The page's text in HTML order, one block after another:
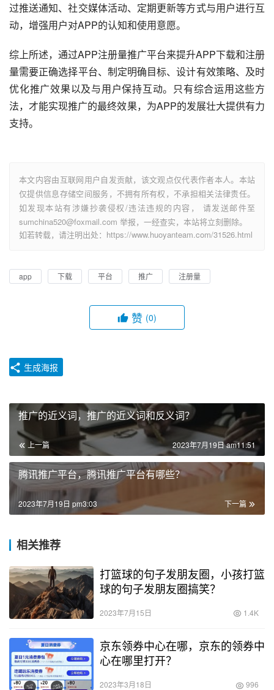
过推送通知、社交媒体活动、定期更新等方式与用户进行互
动，增强用户对APP的认知和使用意愿。
综上所述，通过APP注册量推广平台来提升APP下载和注册
量需要正确选择平台、制定明确目标、设计有效策略、及时
优化推广效果以及与用户保持互动。只有综合运用这些方
法，才能实现推广的最终效果，为APP的发展壮大提供有力
支持。
本文内容由互联网用户自发贡献，该文观点仅代表作者本人。本站
仅提供信息存储空间服务，不拥有所有权，不承担相关法律责任。
如发现本站有涉嫌抄袭侵权/违法违规的内容， 请发送邮件至
sumchina520@foxmail.com 举报，一经查实，本站将立刻删除。
如若转载，请注明出处：https://www.huoyanteam.com/31526.html
app 下载 平台 推广 注册量
赞 (0)
生成海报
推广的近义词，推广的近义词和反义词？
上一篇 2023年7月19日 am11:51
腾讯推广平台，腾讯推广平台有哪些？
下一篇
2023年7月19日 pm3:03
相关推荐
打篮球的句子发朋友圈，小孩打篮
球的句子发朋友圈搞笑？
2023年7月15日 1.4K
京东领券中心在哪，京东的领券中
心在哪里打开？
2023年3月18日 996